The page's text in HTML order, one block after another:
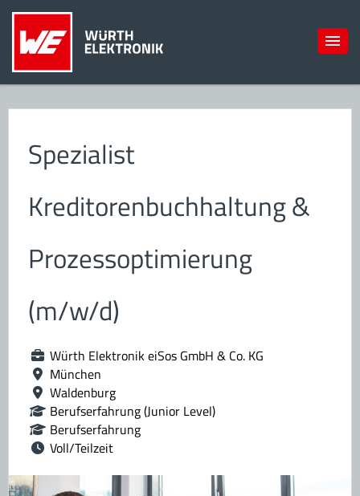
Spezialist
Kreditorenbuchhaltung &
Prozessoptimierung
(m/w/d)
Würth Elektronik eiSos GmbH & Co. KG
München
Waldenburg
Berufserfahrung (Junior Level)
Berufserfahrung
Voll/Teilzeit